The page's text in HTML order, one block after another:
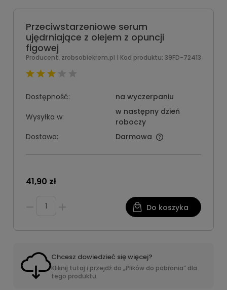
Przeciwstarzeniowe serum
ujędrniające z olejem z opuncji
figowej
Producent: zrobsobiekrem.pl | Kod produktu: 39FD-72413
Dostępność:
na wyczerpaniu
Wysyłka w:
w następny dzień
roboczy
Dostawa:
Darmowa
41,90 zł
Do koszyka
Chcesz dowiedzieć się więcej?
Kliknij tutaj i przejdź do „Plików do pobrania” dla
tego produktu.